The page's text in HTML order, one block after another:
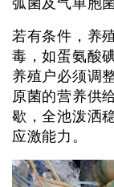
弧菌及气单胞
若有条件，养
毒，如蛋氨酸
养殖户必须调
原菌的营养供
歇，全池泼洒
应激能力。